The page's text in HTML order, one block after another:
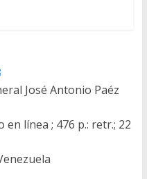
José Antonio Paéz
en línea ; 476 p.: retr.; 22